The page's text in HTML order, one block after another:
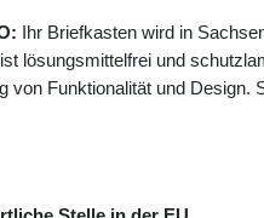
Ihr Briefkasten wird in
lösungsmittelfrei und
von Funktionalität und Design.